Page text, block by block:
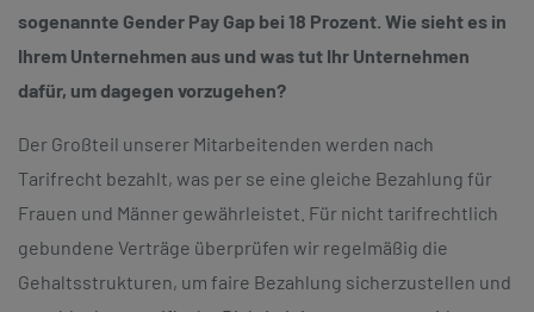
sogenannte Gender Pay Gap bei 18 Prozent. Wie sieht es in
Ihrem Unternehmen aus und was tut Ihr Unternehmen
dafür, um dagegen vorzugehen?
Der Großteil unserer Mitarbeitenden werden nach
Tarifrecht bezahlt, was per se eine gleiche Bezahlung für
Frauen und Männer gewährleistet. Für nicht tarifrechtlich
gebundene Verträge überprüfen wir regelmäßig die
Gehaltsstrukturen, um faire Bezahlung sicherzustellen und